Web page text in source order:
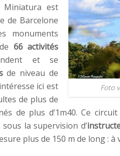
Foto
Miniatura est
de Barcelone
monuments
66 activités
et se
de niveau de
ici est
de plus de
de plus d’1m40. Ce
la supervision d’
plus de 150 m de long : à